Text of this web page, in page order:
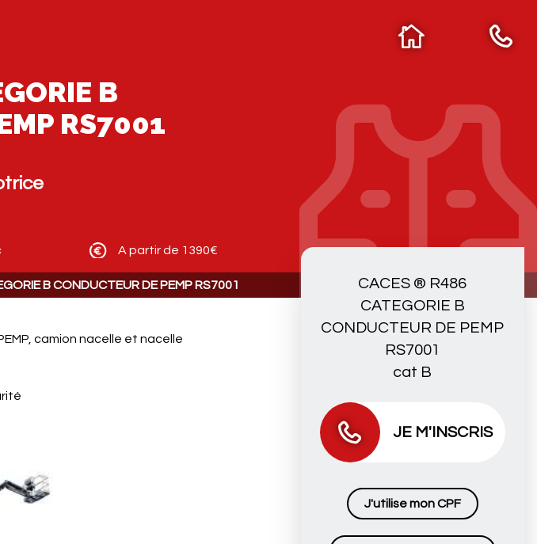
B
RS7001
A partir de 1390€
B CONDUCTEUR DE PEMP RS7001
camion nacelle et nacelle
CACES ® R486
CATEGORIE B
CONDUCTEUR DE PEMP
RS7001
cat B
JE M'INSCRIS
J'utilise mon CPF